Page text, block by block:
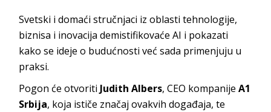
Svetski i domaći stručnjaci iz oblasti tehnologije,
biznisa i inovacija demistifikovaće AI i pokazati
kako se ideje o budućnosti već sada primenjuju u
praksi.
Pogon će otvoriti Judith Albers, CEO kompanijeA1
Srbija, koja ističe značaj ovakvih događaja, te